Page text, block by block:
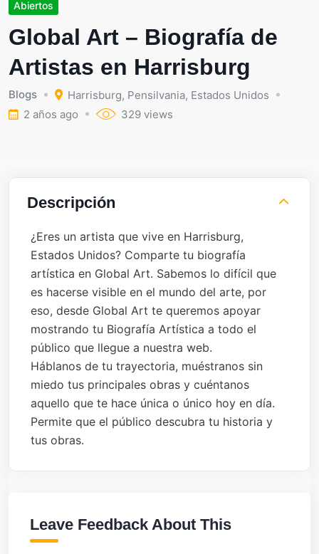
Abiertos
Global Art – Biografía de
Artistas en Harrisburg
Blogs Harrisburg, Pensilvania, Estados Unidos
2 años ago
329 views
Descripción
¿Eres un artista que vive en Harrisburg,
Estados Unidos? Comparte tu biografía
artística en Global Art. Sabemos lo difícil que
es hacerse visible en el mundo del arte, por
eso, desde Global Art te queremos apoyar
mostrando tu Biografía Artística a todo el
público que llegue a nuestra web.
Háblanos de tu trayectoria, muéstranos sin
miedo tus principales obras y cuéntanos
aquello que te hace única o único hoy en día.
Permite que el público descubra tu historia y
tus obras.
Leave Feedback About This